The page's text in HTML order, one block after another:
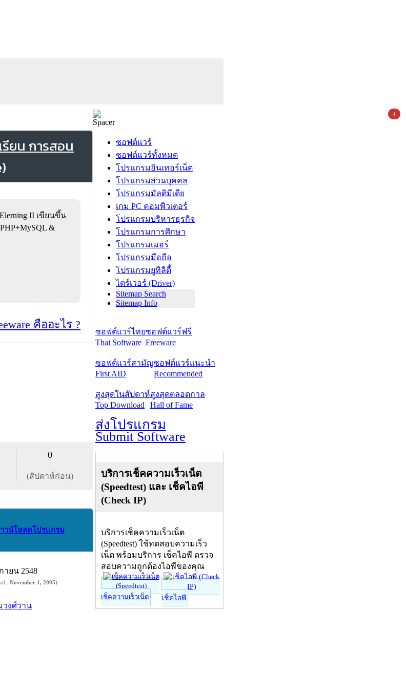
ยน การสอน
II เขียนขึ้น
&
คืออะไร ?
0
(สัปดาห์ก่อน)
วน์โหลดโปรแกรม
ยน 2548
: November 1, 2005)
วงศ์วาน
ซอฟต์แวร์
ซอฟต์แวร์ทั้งหมด
โปรแกรมอินเทอร์เน็ต
โปรแกรมส่วนบุคคล
โปรแกรมมัลติมีเดีย
เกม PC คอมพิวเตอร์
โปรแกรมบริหารธุรกิจ
โปรแกรมการศึกษา
โปรแกรมเมอร์
โปรแกรมมือถือ
โปรแกรมยูทิลิตี้
ไดร์เวอร์ (Driver)
Sitemap Search
Sitemap Info
ซอฟต์แวร์ไทย
Thai Software
ซอฟต์แวร์ฟรี
Freeware
ซอฟต์แวร์สามัญ
First AID
ซอฟต์แวร์แนะนำ
Recommended
สูงสุดในสัปดาห์
Top Download
สูงสุดตลอดกาล
Hall of Fame
ส่งโปรแกรม
Submit Software
บริการเช็คความเร็วเน็ต
(Speedtest) และ เช็คไอพี
(Check IP)
บริการเช็คความเร็วเน็ต
(Speedtest) ใช้ทดสอบความเร็ว
เน็ต พร้อมบริการ เช็คไอพี ตรวจ
สอบความถูกต้องไอพีของคุณ
เช็คความเร็วเน็ต เช็คไอพี
4